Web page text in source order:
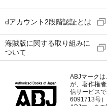
dアカウント2段階認証とは
海賊版に関する取り組みに
ついて
ABJマーク
が、著作権
信サービス
6091713号）